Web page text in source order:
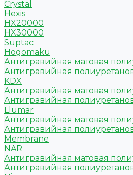
Crystal
Hexis
HX20000
HX30000
Suptac
Hogomaku
Антигравийная матовая
Антигравийная
KDX
Антигравийная матовая
Антигравийная
Llumar
Антигравийная матовая
Антигравийная
Membrane
NAR
Антигравийная матовая
Антигравийная